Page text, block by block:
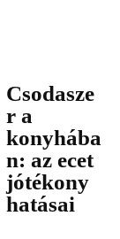
Csodasze
r a
konyhába
n: az ecet
jótékony
hatásai